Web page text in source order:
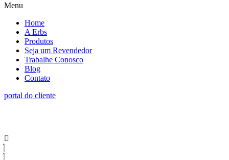
Menu
Home
A Erbs
Produtos
Seja um Revendedor
Trabalhe Conosco
Blog
Contato
portal do cliente